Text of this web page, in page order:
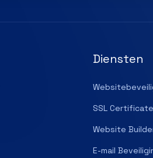
Diensten
SSL
Website
E-mail